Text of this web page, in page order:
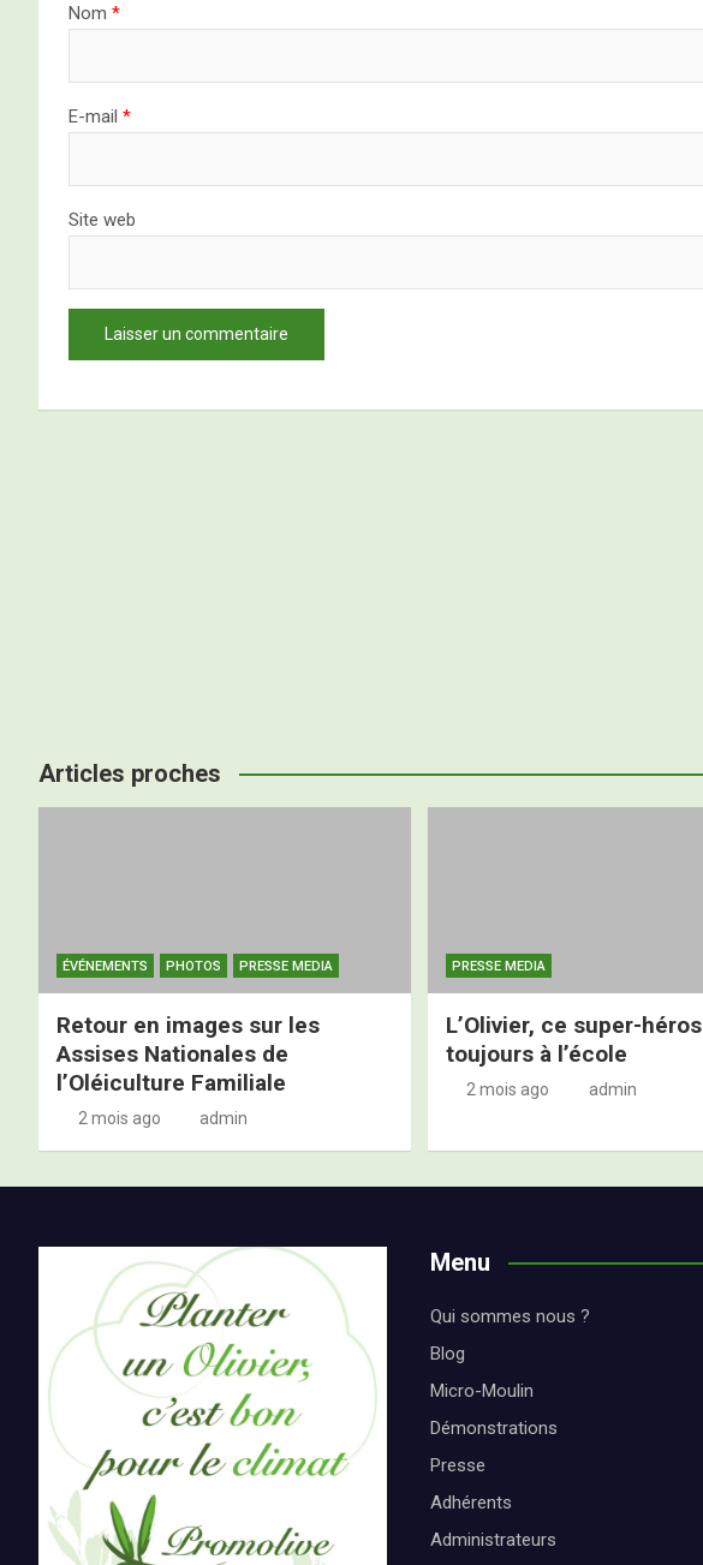
Nom *
E-mail *
Site web
Articles proches
ÉVÉNEMENTS PHOTOS PRESSE MEDIA
Retour en images sur les
Assises Nationales de
l’Oléiculture Familiale
2 mois ago admin
PRESSE MEDIA
L’Olivier, ce super-héros
toujours à l’école
2 mois ago admin
Menu
Qui sommes nous ?
Blog
Micro-Moulin
Démonstrations
Presse
Adhérents
Administrateurs